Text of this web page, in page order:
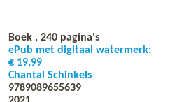
Boek , 240 pagina's
ePub met digitaal watermerk:
€ 19,99
Chantal Schinkels
9789089655639